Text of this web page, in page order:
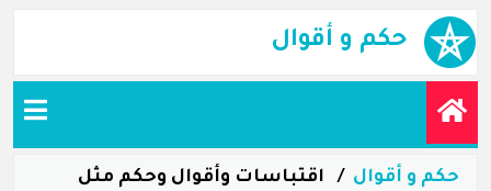
حكم و أقوال
حكم و أقوال
اقتباسات وأقوال وحكم مثل